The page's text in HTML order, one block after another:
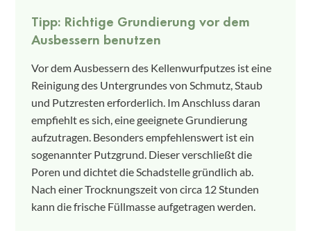
Tipp: Richtige Grundierung vor dem
Ausbessern benutzen
Vor dem Ausbessern des Kellenwurfputzes ist eine
Reinigung des Untergrundes von Schmutz, Staub
und Putzresten erforderlich. Im Anschluss daran
empfiehlt es sich, eine geeignete Grundierung
aufzutragen. Besonders empfehlenswert ist ein
sogenannter Putzgrund. Dieser verschließt die
Poren und dichtet die Schadstelle gründlich ab.
Nach einer Trocknungszeit von circa 12 Stunden
kann die frische Füllmasse aufgetragen werden.